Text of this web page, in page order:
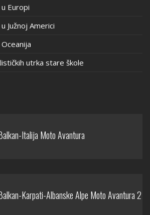
Europi
Južnoj Americi
utrka stare škole
Italija Moto Avantura
Karpati-Albanske Alpe Moto Avantura 2